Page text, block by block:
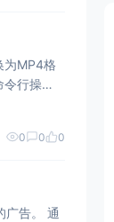
为MP4格
0 0 0
。 通